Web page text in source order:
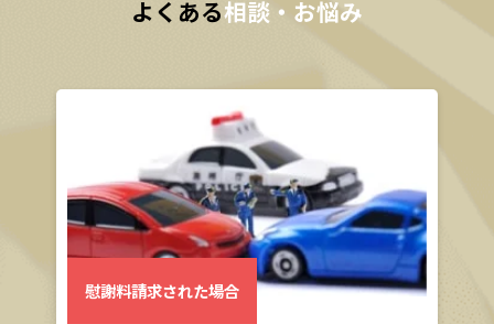
よくある相談・お悩み
慰謝料請求された場合